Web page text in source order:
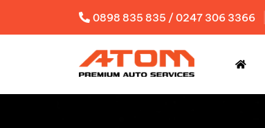
0898 835 835 / 0247 306 3366